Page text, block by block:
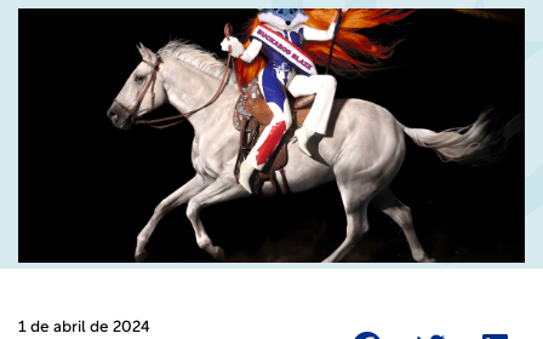
1 de abril de 2024